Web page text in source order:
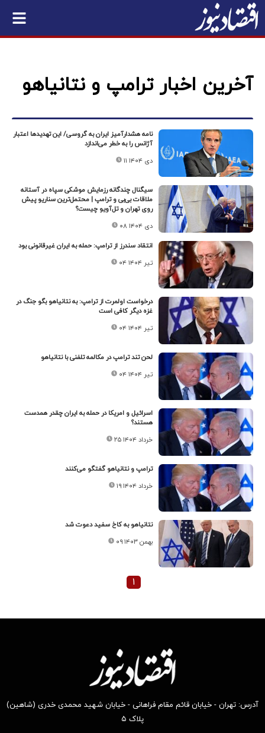
آخرین اخبار ترامپ و نتانیاهو
نامه هشدارآمیز ایران به گروسی/ این تهدیدها اعتبار
آژانس را به خطر می‌اندازد
۱۱ دی ۱۴۰۴
سیگنال چندگانه رزمایش موشکی سپاه در آستانه
ملاقات بی‌بی و ترامپ | محتمل‌ترین سناریو پیش
روی تهران و تل‌آویو چیست؟
۰۸ دی ۱۴۰۴
انتقاد سندرز از ترامپ: حمله به ایران غیرقانونی بود
۰۴ تیر ۱۴۰۴
درخواست اولمرت از ترامپ: به نتانیاهو بگو جنگ در
غزه دیگر کافی است
۰۴ تیر ۱۴۰۴
لحن تند ترامپ در مکالمه تلفنی با نتانیاهو
۰۴ تیر ۱۴۰۴
اسرائیل و امریکا در حمله به ایران چقدر همدست
هستند؟
۲۵ خرداد ۱۴۰۴
ترامپ و نتانیاهو گفتگو می‌کنند
۱۹ خرداد ۱۴۰۴
نتانیاهو به کاخ سفید دعوت شد
۰۹ بهمن ۱۴۰۳
۱
آدرس: تهران - خیابان قائم مقام فراهانی - خیابان شهید محمدی خدری (شاهین)
پلاک ۵